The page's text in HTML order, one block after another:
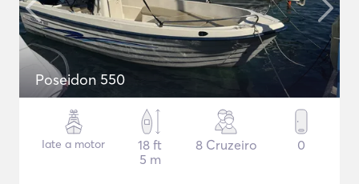
Poseidon 550
Iate a motor
18 ft
5 m
8 Cruzeiro 0